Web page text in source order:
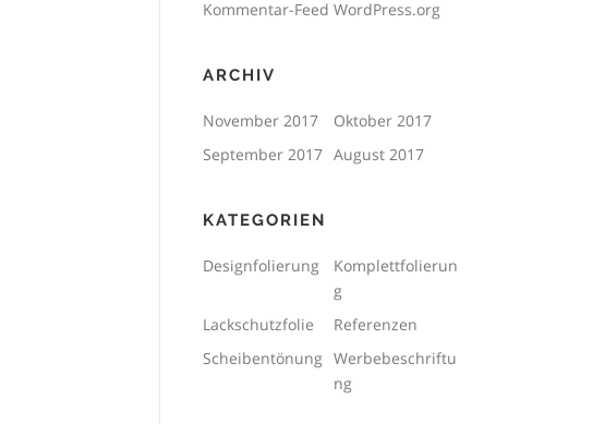
Kommentar-Feed WordPress.org
ARCHIV
November 2017
Oktober 2017
September 2017 August 2017
KATEGORIEN
Designfolierung
Komplettfolierun
g
Lackschutzfolie
Referenzen
Scheibentönung Werbebeschriftu
ng